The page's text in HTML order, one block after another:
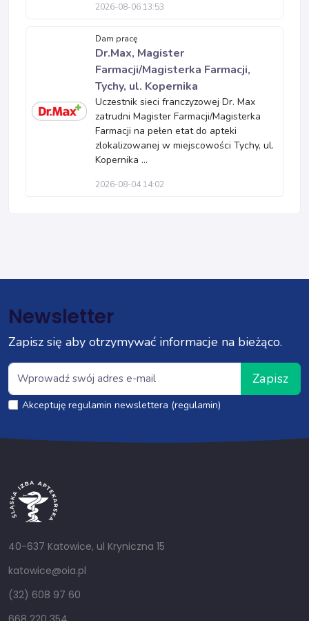
2026-08-06 13:53
Dam pracę
Dr.Max, Magister
Farmacji/Magisterka Farmacji,
Tychy, ul. Kopernika
Uczestnik sieci franczyzowej Dr. Max
zatrudni Magister Farmacji/Magisterka
Farmacji na pełen etat do apteki
zlokalizowanej w miejscowości Tychy, ul.
Kopernika ...
2026-08-04 14:02
Newsletter
Zapisz się aby otrzymywać informacje na bieżąco.
Zapisz
Akceptuję regulamin newslettera (regulamin)
40-637 Katowice, ul Kryniczna 15
katowice@oia.pl
(32) 608 97 60